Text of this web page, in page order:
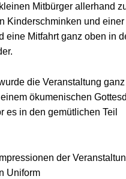
Mitbürger allerhand
Kinderschminken und einer
eine Mitfahrt ganz oben in
die Veranstaltung ganz
ökumenischen
es in den gemütlichen Teil
der
Uniform